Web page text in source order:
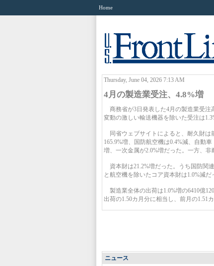
Home
Thursday, June 04, 2026 7:13 AM
4月の製造業受注、4.8%増
商務省が3日発表した4月の製造業受注
変動の激しい輸送機器を除いた受注は
同省ウェブサイトによると、耐久財は
165.9%増、国防航空機は0.4%減、自動
増、一次金属が2.0%増だった。一方、非
資本財は21.2%増だった。うち国防関
と航空機を除いたコア資本財は1.0%減だ
製造業全体の出荷は1.0%増の6410億
出荷の1.50カ月分に相当し、前月の1.51
ニュース